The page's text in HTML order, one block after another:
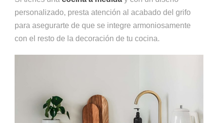
personalizado, presta atención al acabado del grifo
para asegurarte de que se integre armoniosamente
con el resto de la decoración de tu cocina.